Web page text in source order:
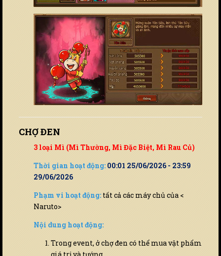
CHỢ ĐEN
3 loại Mì (Mì Thường, Mì Đặc Biệt, Mì Rau Củ)
Thời gian hoạt động: 00:01 25/06/2026 - 23:59
29/06/2026
Phạm vi hoạt động: tất cả các máy chủ của <
Naruto>
Nội dung hoạt động:
Trong event, ở chợ đen có thể mua vật phẩm